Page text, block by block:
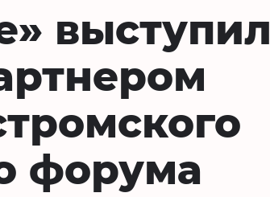
выступил
форума